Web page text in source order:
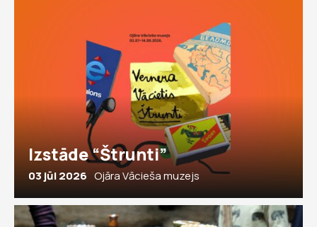
Izstāde “Štrunti”
03 jūl 2026 Ojāra Vācieša muzejs